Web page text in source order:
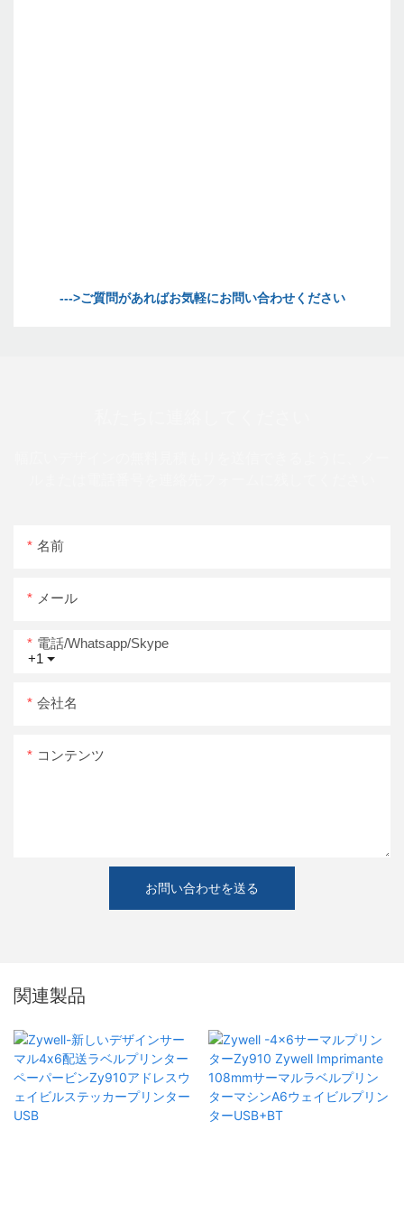
--->ご質問があればお気軽にお問い合わせください
名前
メール
+1
電話/whatsapp/skype
会社名
コンテンツ
お問い合わせを送る
関連製品